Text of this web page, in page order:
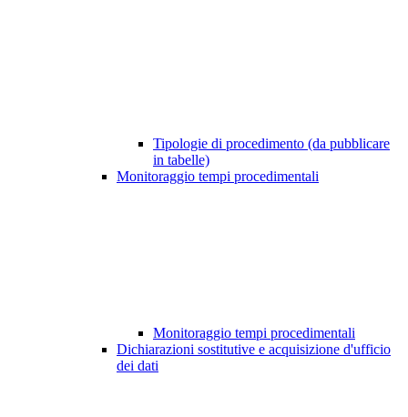
Tipologie di procedimento (da pubblicare
in tabelle)
Monitoraggio tempi procedimentali
Monitoraggio tempi procedimentali
Dichiarazioni sostitutive e acquisizione d'ufficio
dei dati